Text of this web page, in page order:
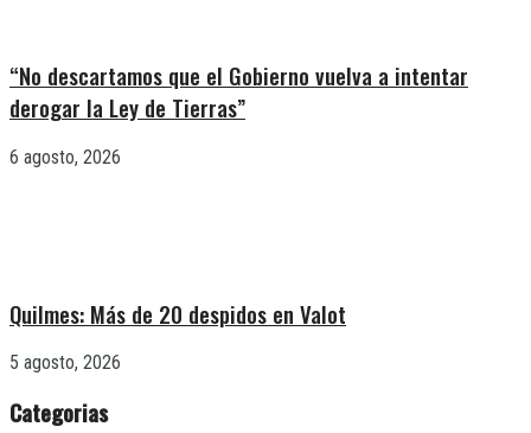
“No descartamos que el Gobierno vuelva a intentar
derogar la Ley de Tierras”
6 agosto, 2026
Quilmes: Más de 20 despidos en Valot
5 agosto, 2026
Categorias